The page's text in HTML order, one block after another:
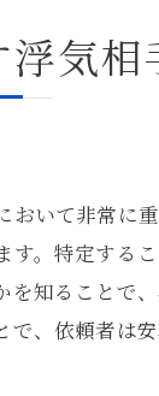
浮気相手
探偵が語る
浮気の手
東京都で
探偵が教
浮気の手
気
いて非常に
。特定する
知ることで
、依頼者は